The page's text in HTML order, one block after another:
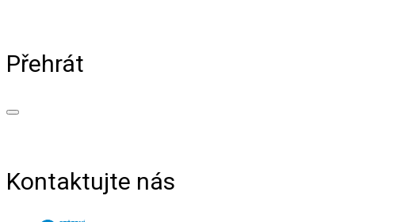
Přehrát
Kontaktujte nás